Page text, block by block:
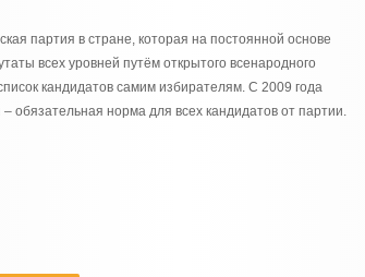
партия в стране, которая на постоянной основе
всех уровней путём открытого всенародного
кандидатов самим избирателям. С 2009 года
обязательная норма для всех кандидатов от партии.